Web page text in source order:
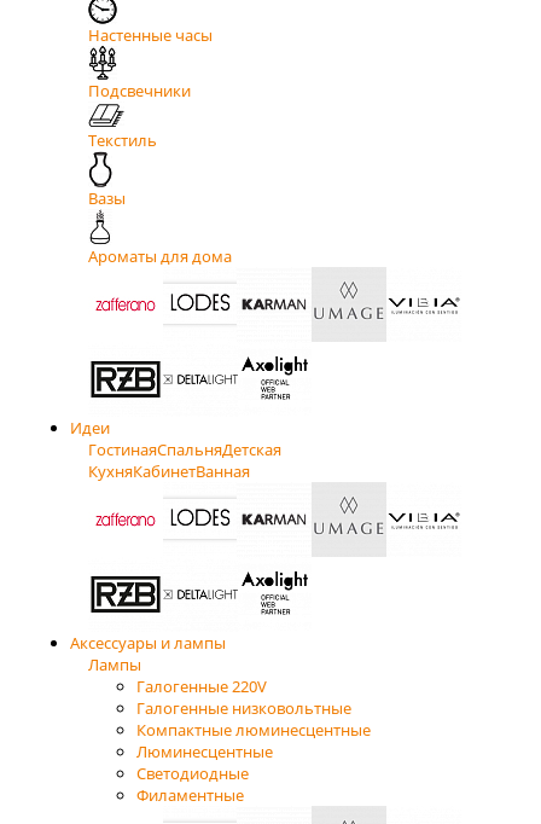
Настенные часы
Подсвечники
Текстиль
Вазы
Ароматы для дома
Идеи
ГостинаяСпальняДетская
КухняКабинетВанная
Аксессуары и лампы
Лампы
Галогенные 220V
Галогенные низковольтные
Компактные люминесцентные
Люминесцентные
Светодиодные
Филаментные